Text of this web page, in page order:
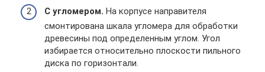
С угломером. На корпусе направителя
смонтирована шкала угломера для обработки
древесины под определенным углом. Угол
избирается относительно плоскости пильного
диска по горизонтали.